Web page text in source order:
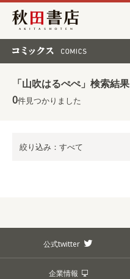
秋田書店
「山吹はるぺぺ」検索結果
0件見つかりました
絞り込み：すべて
公式twitter
企業情報